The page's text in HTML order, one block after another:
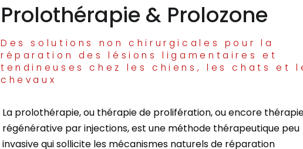
Prolothérapie & Prolozone
Des solutions non chirurgicales pour la
réparation des lésions ligamentaires et
tendineuses chez les chiens, les chats et
chevaux
La prolothérapie, ou thérapie de prolifération, ou encore
régénérative par injections, est une méthode thérapeutique peu
invasive qui sollicite les mécanismes naturels de réparation